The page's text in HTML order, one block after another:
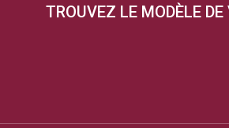
TROUVEZ LE MODÈLE DE